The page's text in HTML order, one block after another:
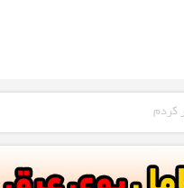
کردم